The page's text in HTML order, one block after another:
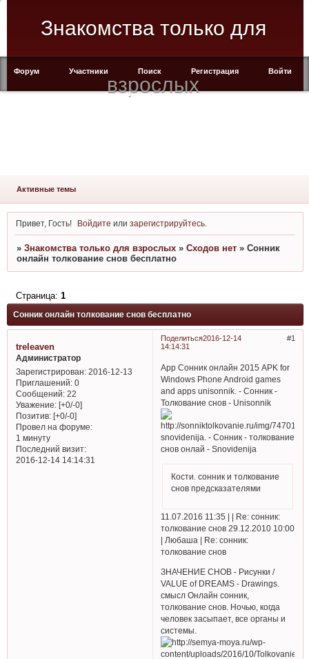
Знакомства только для
взрослых
Форум Участники Поиск Регистрация Войти
Активные темы
Привет, Гость! Войдите илизарегистрируйтесь
» Знакомства только для взрослых » Сходов нет » Сонник
онлайн толкование снов бесплатно
Сонник онлайн толкование снов бесплатно
Страница: 1
Поделиться 1
2016-12-14
14:14:31
treleaven
Администратор
Зарегистрирован: 2016-12-13
Приглашений:0
Сообщений:22
Уважение: [+0/-0]
Позитив: [+0/-0]
Провел на форуме:
1 минуту
Последний визит:
2016-12-14 14:14:31
App Сонник онлайн 2015 APK for
Windows Phone Android games
and apps unisonnik. - Сонник -
Толкование снов - Unisonnik
snovidenija. - Сонник - толкование
снов онлай - Snovidenija
Кости. сонник и толкование
снов предсказателями
11.07.2016 11:35 | | Re: сонник:
толкование снов 29.12.2010 10:00
| Любаша | Re: сонник:
толкование снов
ЗНАЧЕНИЕ СНОВ - Рисунки /
VALUE of DREAMS - Drawings.
смысл Онлайн сонник,
толкование снов. Ночью, когда
человек засыпает, все органы и
системы.